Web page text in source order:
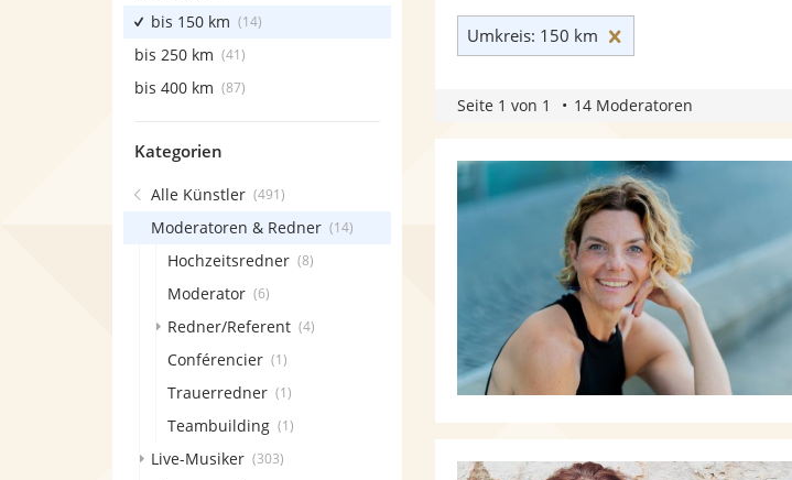
Umkreis: 150 km
Seite 1 von 1 14 Moderatoren
bis 150 km (14)
bis 250 km (41)
bis 400 km (87)
Kategorien
Alle Künstler (491)
Moderatoren & Redner (14)
Hochzeitsredner (8)
Moderator (6)
Redner/Referent (4)
Conférencier (1)
Trauerredner (1)
Teambuilding (1)
Live-Musiker (303)